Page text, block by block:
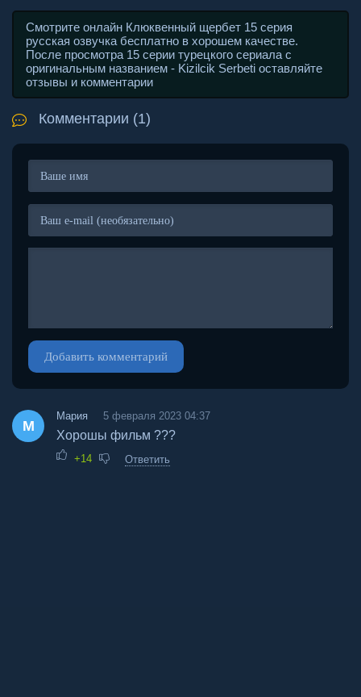
Смотрите онлайн Клюквенный щербет 15 серия
русская озвучка бесплатно в хорошем качестве.
После просмотра 15 серии турецкого сериала с
оригинальным названием - Kizilcik Serbeti оставляйте
отзывы и комментарии
Комментарии (1)
Добавить комментарий
М
Мария 5 февраля 2023 04:37
Хорошы фильм ???
+14 Ответить